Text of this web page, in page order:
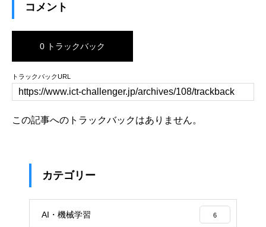
コメント
0 トラックバック
トラックバックURL
この記事へのトラックバックはありません。
カテゴリー
AI・機械学習 6